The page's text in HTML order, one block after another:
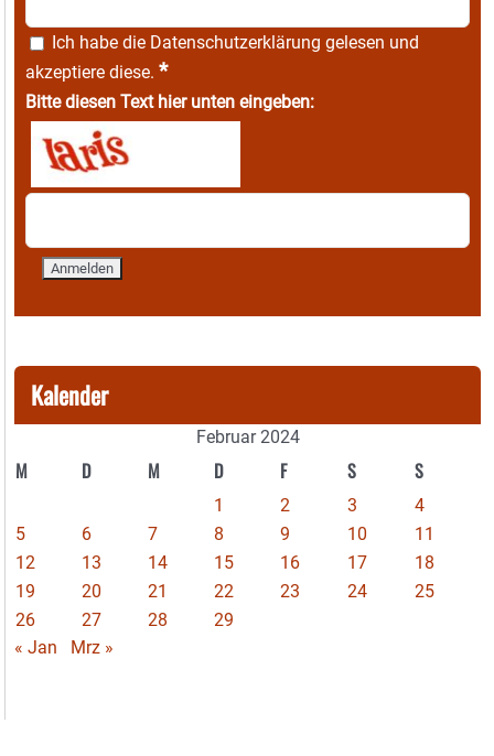
Ich habe die Datenschutzerklärung gelesen und
akzeptiere diese. *
Bitte diesen Text hier unten eingeben:
Kalender
Februar 2024
M D M D F S S
1 2 3
4
5
6 7 8 9 10
11
12
13 14 15 16 17
18
19
20 21 22 23 24
25
26
27 28
29
« Jan
Mrz »